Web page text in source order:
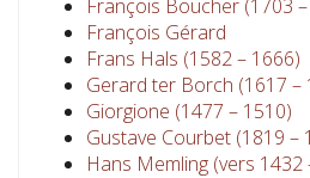
François Boucher (1703
François Gérard
Frans Hals (1582 – 1666)
Gerard ter Borch (1617 –
Giorgione (1477 – 1510)
Gustave Courbet (1819 –
Hans Memling (vers 1432